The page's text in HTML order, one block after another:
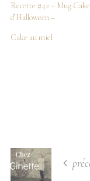
Recette #42 – Mug Cake
d’Halloween –
Cake au miel